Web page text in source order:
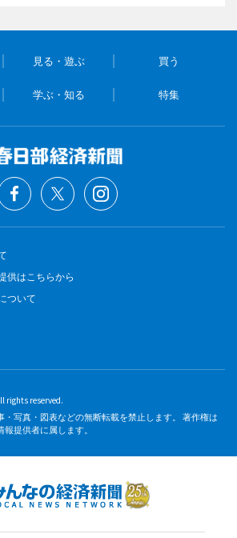
見る・遊ぶ 買う
学ぶ・知る 特集
供はこちらから
ついて
rights reserved.
写真・図表などの無断転載を禁止します。 著作権は
提供者に属します。